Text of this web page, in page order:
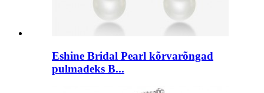
Eshine Bridal Pearl kõrvarõngad
pulmadeks B...